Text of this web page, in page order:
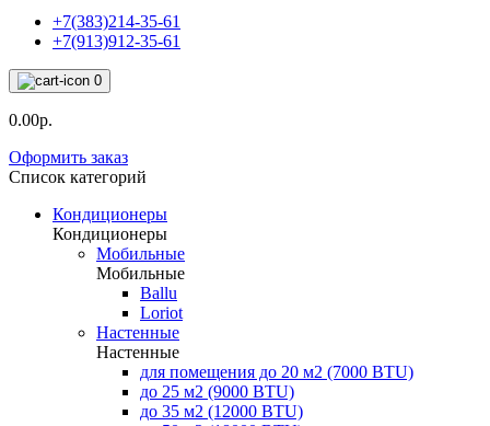
+7(383)214-35-61
+7(913)912-35-61
0
0.00р.
Оформить заказ
Список категорий
Кондиционеры
Кондиционеры
Мобильные
Мобильные
Ballu
Loriot
Настенные
Настенные
для помещения до 20 м2 (7000 BTU)
до 25 м2 (9000 BTU)
до 35 м2 (12000 BTU)